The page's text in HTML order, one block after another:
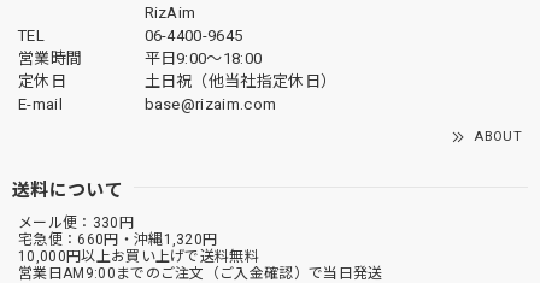
RizAim
TEL
06-4400-9645
営業時間
平日9:00～18:00
定休日
土日祝（他当社指定休日）
E-mail
base@rizaim.com
ABOUT
送料について
メール便：330円
宅急便：660円・沖縄1,320円
10,000円以上お買い上げで送料無料
営業日AM9:00までのご注文（ご入金確認）で当日発送